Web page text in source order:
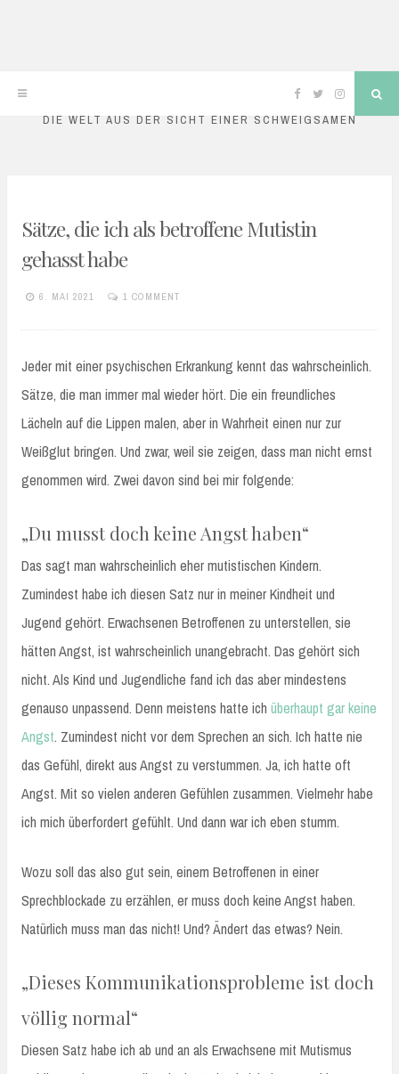
Skip
Facebook
TwitterInstagram
DIE WELT AUS DER SICHT EINER SCHWEIGSAMEN
Sätze, die ich als betroffene Mutistin
gehasst habe
6. MAI 2021
1 COMMENT
Jeder mit einer psychischen Erkrankung kennt das wahrscheinlich.
Sätze, die man immer mal wieder hört. Die ein freundliches
Lächeln auf die Lippen malen, aber in Wahrheit einen nur zur
Weißglut bringen. Und zwar, weil sie zeigen, dass man nicht ernst
genommen wird. Zwei davon sind bei mir folgende:
„Du musst doch keine Angst haben“
Das sagt man wahrscheinlich eher mutistischen Kindern.
Zumindest habe ich diesen Satz nur in meiner Kindheit und
Jugend gehört. Erwachsenen Betroffenen zu unterstellen, sie
hätten Angst, ist wahrscheinlich unangebracht. Das gehört sich
nicht. Als Kind und Jugendliche fand ich das aber mindestens
genauso unpassend. Denn meistens hatte ich überhaupt gar keine
Angst. Zumindest nicht vor dem Sprechen an sich. Ich hatte nie
das Gefühl, direkt aus Angst zu verstummen. Ja, ich hatte oft
Angst. Mit so vielen anderen Gefühlen zusammen. Vielmehr habe
ich mich überfordert gefühlt. Und dann war ich eben stumm.
Wozu soll das also gut sein, einem Betroffenen in einer
Sprechblockade zu erzählen, er muss doch keine Angst haben.
Natürlich muss man das nicht! Und? Ändert das etwas? Nein.
„Dieses Kommunikationsprobleme ist doch
völlig normal“
Diesen Satz habe ich ab und an als Erwachsene mit Mutismus